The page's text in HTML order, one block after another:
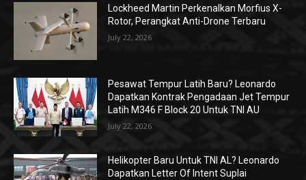
Lockheed Martin Perkenalkan Morfius X-
Rotor, Perangkat Anti-Drone Terbaru
July 22, 2026
Pesawat Tempur Latih Baru? Leonardo
Dapatkan Kontrak Pengadaan Jet Tempur
Latih M346 F Block 20 Untuk TNI AU
July 22, 2026
Helikopter Baru Untuk TNI AL? Leonardo
Dapatkan Letter Of Intent Suplai